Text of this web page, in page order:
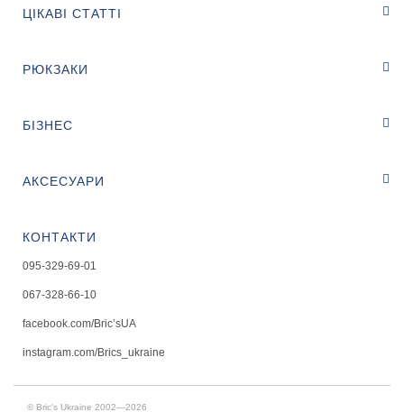
ЦІКАВІ СТАТТІ
РЮКЗАКИ
БІЗНЕС
АКСЕСУАРИ
КОНТАКТИ
095-329-69-01
067-328-66-10
facebook.com/Bric’sUA
instagram.com/Brics_ukraine
© Bric's Ukraine 2002—2026